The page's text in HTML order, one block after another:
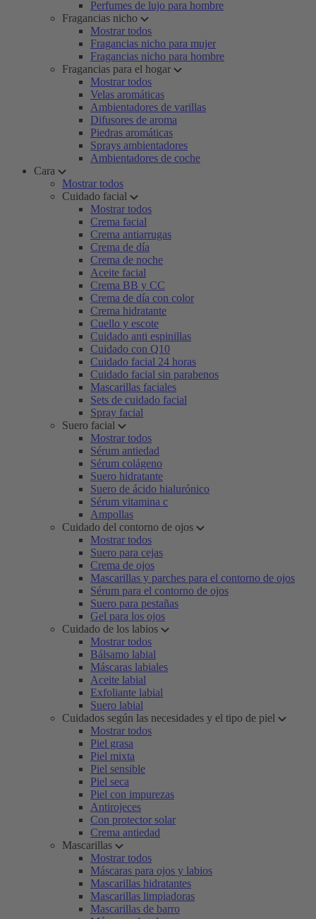
Perfumes de lujo para hombre
Fragancias nicho
Mostrar todos
Fragancias nicho para mujer
Fragancias nicho para hombre
Fragancias para el hogar
Mostrar todos
Velas aromáticas
Ambientadores de varillas
Difusores de aroma
Piedras aromáticas
Sprays ambientadores
Ambientadores de coche
Cara
Mostrar todos
Cuidado facial
Mostrar todos
Crema facial
Crema antiarrugas
Crema de día
Crema de noche
Aceite facial
Crema BB y CC
Crema de día con color
Crema hidratante
Cuello y escote
Cuidado anti espinillas
Cuidado con Q10
Cuidado facial 24 horas
Cuidado facial sin parabenos
Mascarillas faciales
Sets de cuidado facial
Spray facial
Suero facial
Mostrar todos
Sérum antiedad
Sérum colágeno
Suero hidratante
Suero de ácido hialurónico
Sérum vitamina c
Ampollas
Cuidado del contorno de ojos
Mostrar todos
Suero para cejas
Crema de ojos
Mascarillas y parches para el contorno de ojos
Sérum para el contorno de ojos
Suero para pestañas
Gel para los ojos
Cuidado de los labios
Mostrar todos
Bálsamo labial
Máscaras labiales
Aceite labial
Exfoliante labial
Suero labial
Cuidados según las necesidades y el tipo de piel
Mostrar todos
Piel grasa
Piel mixta
Piel sensible
Piel seca
Piel con impurezas
Antirojeces
Con protector solar
Crema antiedad
Mascarillas
Mostrar todos
Máscaras para ojos y labios
Mascarillas hidratantes
Mascarillas limpiadoras
Mascarillas de barro